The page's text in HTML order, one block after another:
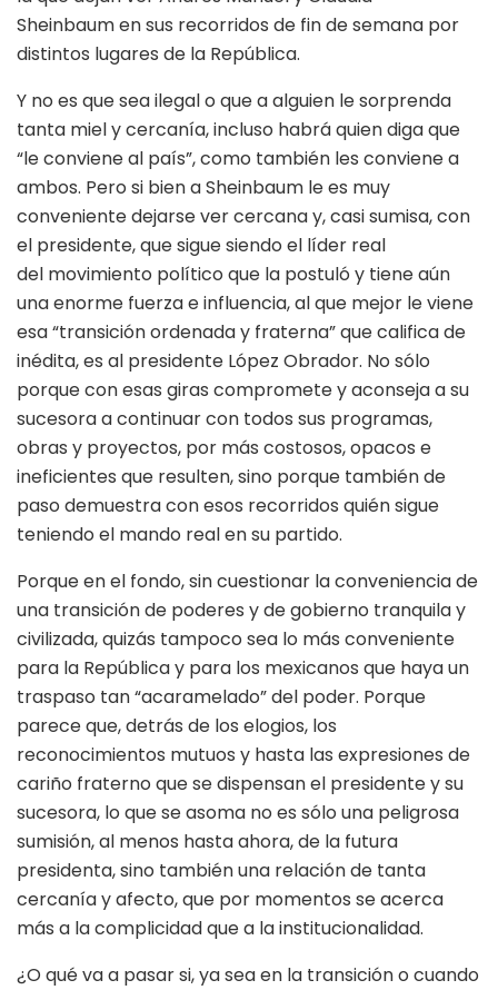
Sheinbaum en sus recorridos de fin de semana por
distintos lugares de la República.
Y no es que sea ilegal o que a alguien le sorprenda
tanta miel y cercanía, incluso habrá quien diga que
“le conviene al país”, como también les conviene a
ambos. Pero si bien a Sheinbaum le es muy
conveniente dejarse ver cercana y, casi sumisa, con
el presidente, que sigue siendo el líder real
del movimiento político que la postuló y tiene aún
una enorme fuerza e influencia, al que mejor le viene
esa “transición ordenada y fraterna” que califica de
inédita, es al presidente López Obrador. No sólo
porque con esas giras compromete y aconseja a su
sucesora a continuar con todos sus programas,
obras y proyectos, por más costosos, opacos e
ineficientes que resulten, sino porque también de
paso demuestra con esos recorridos quién sigue
teniendo el mando real en su partido.
Porque en el fondo, sin cuestionar la conveniencia de
una transición de poderes y de gobierno tranquila y
civilizada, quizás tampoco sea lo más conveniente
para la República y para los mexicanos que haya un
traspaso tan “acaramelado” del poder. Porque
parece que, detrás de los elogios, los
reconocimientos mutuos y hasta las expresiones de
cariño fraterno que se dispensan el presidente y su
sucesora, lo que se asoma no es sólo una peligrosa
sumisión, al menos hasta ahora, de la futura
presidenta, sino también una relación de tanta
cercanía y afecto, que por momentos se acerca
más a la complicidad que a la institucionalidad.
¿O qué va a pasar si, ya sea en la transición o cuando